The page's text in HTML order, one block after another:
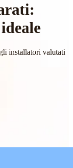
installatori valutati